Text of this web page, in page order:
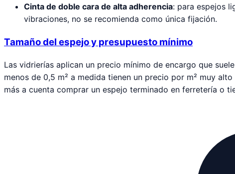
Cinta de doble cara de alta adherencia: para espejos
vibraciones, no se recomienda como única fijación.
Tamaño del espejo y presupuesto mínimo
Las vidrierías aplican un precio mínimo de encargo que
menos de 0,5 m² a medida tienen un precio por m² muy
más a cuenta comprar un espejo terminado en ferretería o